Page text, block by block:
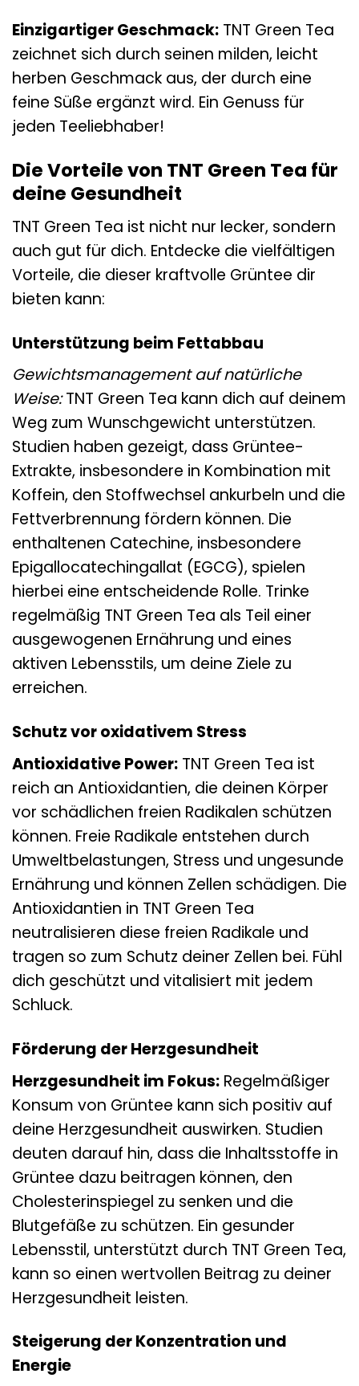
Einzigartiger Geschmack: TNT Green Tea
zeichnet sich durch seinen milden, leicht
herben Geschmack aus, der durch eine
feine Süße ergänzt wird. Ein Genuss für
jeden Teeliebhaber!
Die Vorteile von TNT Green Tea für
deine Gesundheit
TNT Green Tea ist nicht nur lecker, sondern
auch gut für dich. Entdecke die vielfältigen
Vorteile, die dieser kraftvolle Grüntee dir
bieten kann:
Unterstützung beim Fettabbau
Gewichtsmanagement auf natürliche
Weise:TNT Green Tea kann dich auf deinem
Weg zum Wunschgewicht unterstützen.
Studien haben gezeigt, dass Grüntee-
Extrakte, insbesondere in Kombination mit
Koffein, den Stoffwechsel ankurbeln und die
Fettverbrennung fördern können. Die
enthaltenen Catechine, insbesondere
Epigallocatechingallat (EGCG), spielen
hierbei eine entscheidende Rolle. Trinke
regelmäßig TNT Green Tea als Teil einer
ausgewogenen Ernährung und eines
aktiven Lebensstils, um deine Ziele zu
erreichen.
Schutz vor oxidativem Stress
Antioxidative Power: TNT Green Tea ist
reich an Antioxidantien, die deinen Körper
vor schädlichen freien Radikalen schützen
können. Freie Radikale entstehen durch
Umweltbelastungen, Stress und ungesunde
Ernährung und können Zellen schädigen. Die
Antioxidantien in TNT Green Tea
neutralisieren diese freien Radikale und
tragen so zum Schutz deiner Zellen bei. Fühl
dich geschützt und vitalisiert mit jedem
Schluck.
Förderung der Herzgesundheit
Herzgesundheit im Fokus: Regelmäßiger
Konsum von Grüntee kann sich positiv auf
deine Herzgesundheit auswirken. Studien
deuten darauf hin, dass die Inhaltsstoffe in
Grüntee dazu beitragen können, den
Cholesterinspiegel zu senken und die
Blutgefäße zu schützen. Ein gesunder
Lebensstil, unterstützt durch TNT Green Tea,
kann so einen wertvollen Beitrag zu deiner
Herzgesundheit leisten.
Steigerung der Konzentration und
Energie